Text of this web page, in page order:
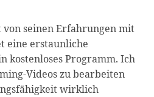
seinen Erfahrungen mit
eine erstaunliche
kostenloses Programm. Ich
Videos zu bearbeiten
wirklich